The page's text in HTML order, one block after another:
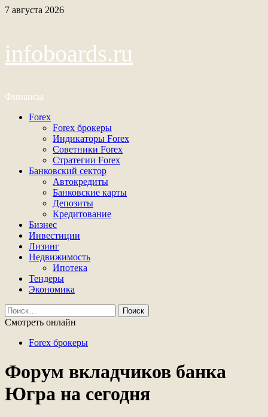
Перейти
7 августа 2026
infoboards.ru
Финансы
Основное
Forex
Forex брокеры
Индикаторы Forex
Советники Forex
Стратегии Forex
Банковский сектор
Автокредиты
Банковские карты
Депозиты
Кредитование
Бизнес
Инвестиции
Лизинг
Недвижимость
Ипотека
Тендеры
Экономика
Найти:
Смотреть онлайн
Forex брокеры
Форум вкладчиков банка
Югра на сегодня